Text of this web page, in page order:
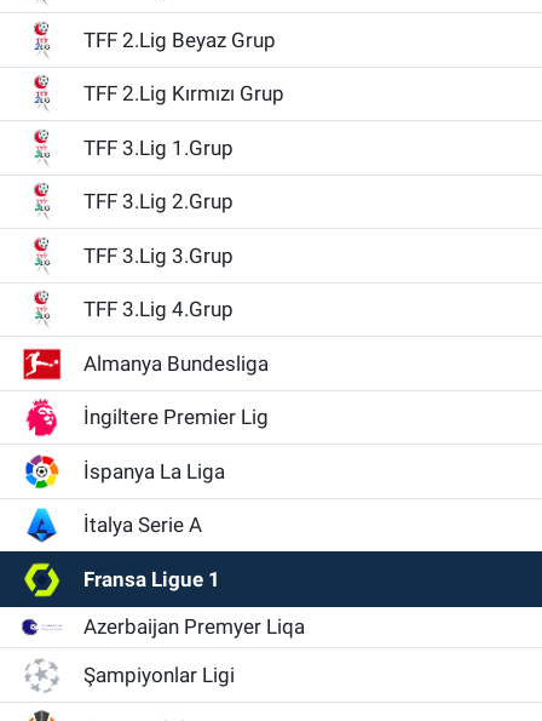
TFF 2.Lig Beyaz Grup
TFF 2.Lig Kırmızı Grup
TFF 3.Lig 1.Grup
TFF 3.Lig 2.Grup
TFF 3.Lig 3.Grup
TFF 3.Lig 4.Grup
Almanya Bundesliga
İngiltere Premier Lig
İspanya La Liga
İtalya Serie A
Fransa Ligue 1
Azerbaijan Premyer Liqa
Şampiyonlar Ligi